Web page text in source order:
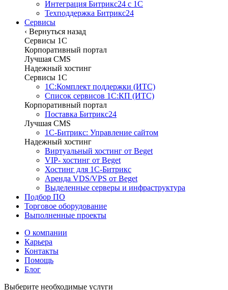
Интеграция Битрикс24 с 1С
Техподдержка Битрикс24
Сервисы
‹ Вернуться назад
Сервисы 1C
Корпоративный портал
Лучшая CMS
Надежный хостинг
Сервисы 1C
1С:Комплект поддержки (ИТС)
Список сервисов 1С:КП (ИТС)
Корпоративный портал
Поставка Битрикс24
Лучшая CMS
1С-Битрикс: Управление сайтом
Надежный хостинг
Виртуальный хостинг от Beget
VIP- хостинг от Beget
Хостинг для 1С-Битрикс
Аренда VDS/VPS от Beget
Выделенные серверы и инфраструктура
Подбор ПО
Торговое оборудование
Выполненные проекты
О компании
Карьера
Контакты
Помощь
Блог
Выберите необходимые услуги